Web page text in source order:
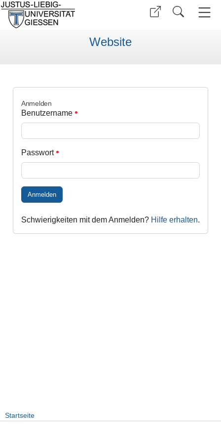
Website
Anmelden
Benutzername
Passwort
Anmelden
Schwierigkeiten mit dem Anmelden? Hilfe erhalten.
Startseite